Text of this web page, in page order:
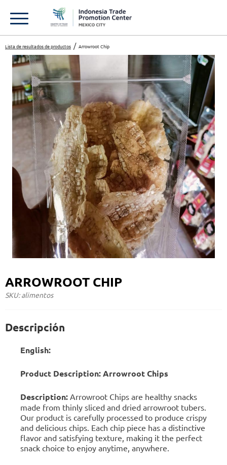
Lista de resultados de productos Arrowroot Chip
ARROWROOT CHIP
SKU: alimentos
Descripción
English:
Product Description: Arrowroot Chips
Description: Arrowroot Chips are healthy snacks
made from thinly sliced and dried arrowroot tubers.
Our product is carefully processed to produce crispy
and delicious chips. Each chip piece has a distinctive
flavor and satisfying texture, making it the perfect
snack choice to enjoy anytime, anywhere.